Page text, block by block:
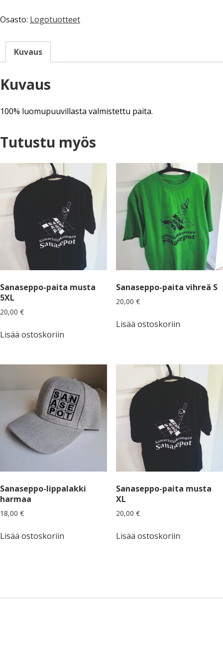
3XL
Osasto: Logotuotteet
Kuvaus
Kuvaus
100% luomupuuvillasta valmistettu paita.
Tutustu myös
Sanaseppo-paita musta
5XL
20,00 €
Lisää ostoskoriin
Sanaseppo-paita vihreä S
20,00 €
Lisää ostoskoriin
Sanaseppo-lippalakki
harmaa
18,00 €
Lisää ostoskoriin
Sanaseppo-paita musta
XL
20,00 €
Lisää ostoskoriin